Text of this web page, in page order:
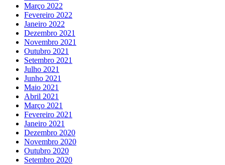
Março 2022
Fevereiro 2022
Janeiro 2022
Dezembro 2021
Novembro 2021
Outubro 2021
Setembro 2021
Julho 2021
Junho 2021
Maio 2021
Abril 2021
Março 2021
Fevereiro 2021
Janeiro 2021
Dezembro 2020
Novembro 2020
Outubro 2020
Setembro 2020